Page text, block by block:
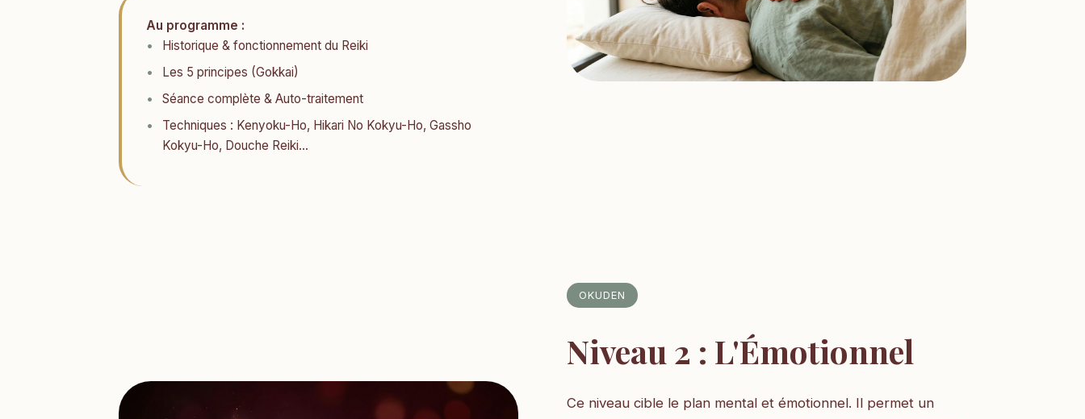
Au programme :
Historique & fonctionnement du Reiki
Les 5 principes (Gokkai)
Séance complète & Auto-traitement
Techniques : Kenyoku-Ho, Hikari No Kokyu-Ho, Gassho
Kokyu-Ho, Douche Reiki...
OKUDEN
Niveau 2 : L'Émotionnel
Ce niveau cible le plan mental et émotionnel. Il permet un